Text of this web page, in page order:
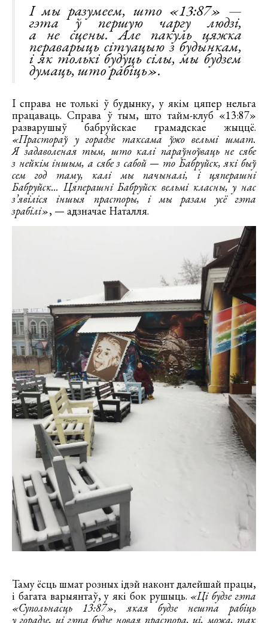
І мы разумеем, што «13:87» —
гэта ў першую чаргу людзі,
а не сцены. Але пакуль цяжка
пераварыць сітуацыю з будынкам,
і як толькі будуць сілы, мы будзем
думаць, што рабіць».
І справа не толькі ў будынку, у якім цяпер нельга
працаваць. Справа ў тым, што тайм-клуб «13:87»
разварушыў бабруйскае грамадскае жыццё.
«Прастораў у горадзе таксама ўжо вельмі шмат.
Я задаволеная тым, што калі параўноўваць не сябе
з нейкім іншым, а сябе з сабой — то Бабруйск, які быў
сем год таму, калі мы пачыналі, і цяперашні
Бабруйск... Цяперашні Бабруйск вельмі класны, у нас
з’явіліся іншыя прасторы, і мы разам усё гэта
зрабілі», — адзначае Наталля.
Таму ёсць шмат розных ідэй наконт далейшай працы,
і багата варыянтаў, у які бок рушыць. «Ці будзе гэта
«Супольнасць 13:87», якая будзе нешта рабіць
у горадзе, ці гэта будзе новая прастора, ці, можа, так